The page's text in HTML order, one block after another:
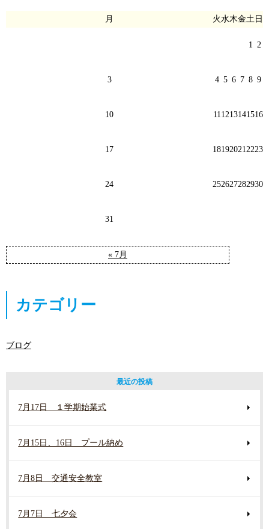
月 火水木金土 日
« 7月
1 2
3 4 5 6 7 8 9
10 11 1213141516
17 18192021 2223
24 252627282930
31
カテゴリー
ブログ
最近の投稿
7月17日 １学期始業式
7月15日、16日 プール納め
7月8日 交通安全教室
7月7日 七夕会